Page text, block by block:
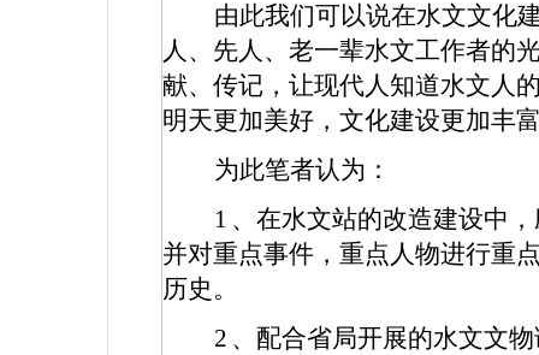
由此我们可以说在水文文化
人、先人、老一辈水文工作者的
献、传记，让现代人知道水文人
明天更加美好，文化建设更加丰
为此笔者认为：
1 、在水文站的改造建设中
并对重点事件，重点人物进行重
历史。
2 、配合省局开展的水文文